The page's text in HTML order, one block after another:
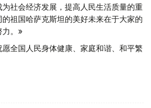
社会经济发展，提高人民生活质量的重
祖国哈萨克斯坦的美好未来在于大家的
力。»
全国人民身体健康、家庭和谐、和平繁